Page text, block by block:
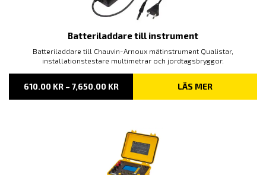
Batteriladdare till instrument
Batteriladdare till Chauvin-Arnoux mätinstrument Qualistar,
installationstestare multimetrar och jordtagsbryggor.
610.00 KR – 7,650.00 KRPRISINTERVALL:
TILL
LÄS MER